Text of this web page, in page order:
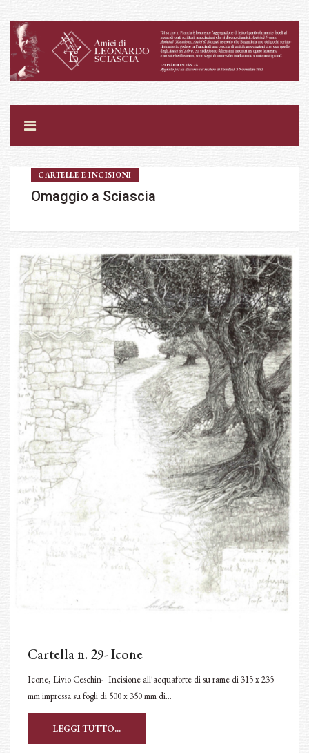
Omaggio a Sciascia
CARTELLE E INCISIONI
Cartella n. 29- Icone
Icone, Livio Ceschin- Incisione all'acquaforte di su rame di 315 x 235
mm impressa su fogli di 500 x 350 mm di…
LEGGI TUTTO...